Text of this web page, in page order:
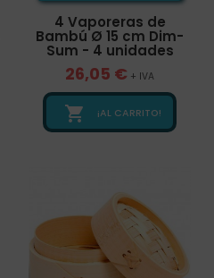
4 Vaporeras de
Bambú Ø 15 cm Dim-
Sum - 4 unidades
26,05 € + IVA
 ¡AL CARRITO!